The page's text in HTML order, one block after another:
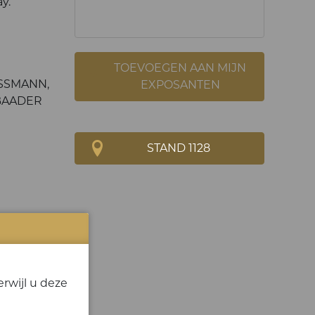
TOEVOEGEN AAN MIJN
EXPOSANTEN
STAND 1128
u deze